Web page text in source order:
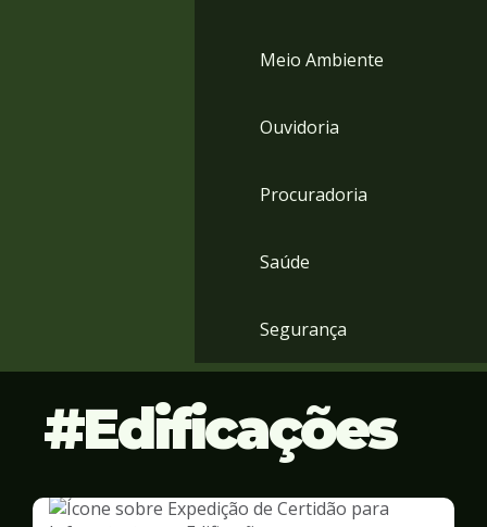
Meio Ambiente
Ouvidoria
Procuradoria
Saúde
Segurança
Edificações